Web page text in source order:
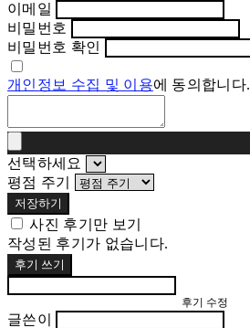
이메일
비밀번호
비밀번호 확인
개인정보 수집 및 이용에 동의합니다.
선택하세요
평점 주기
저장하기
사진 후기만 보기
작성된 후기가 없습니다.
후기 쓰기
후기 수정
글쓴이